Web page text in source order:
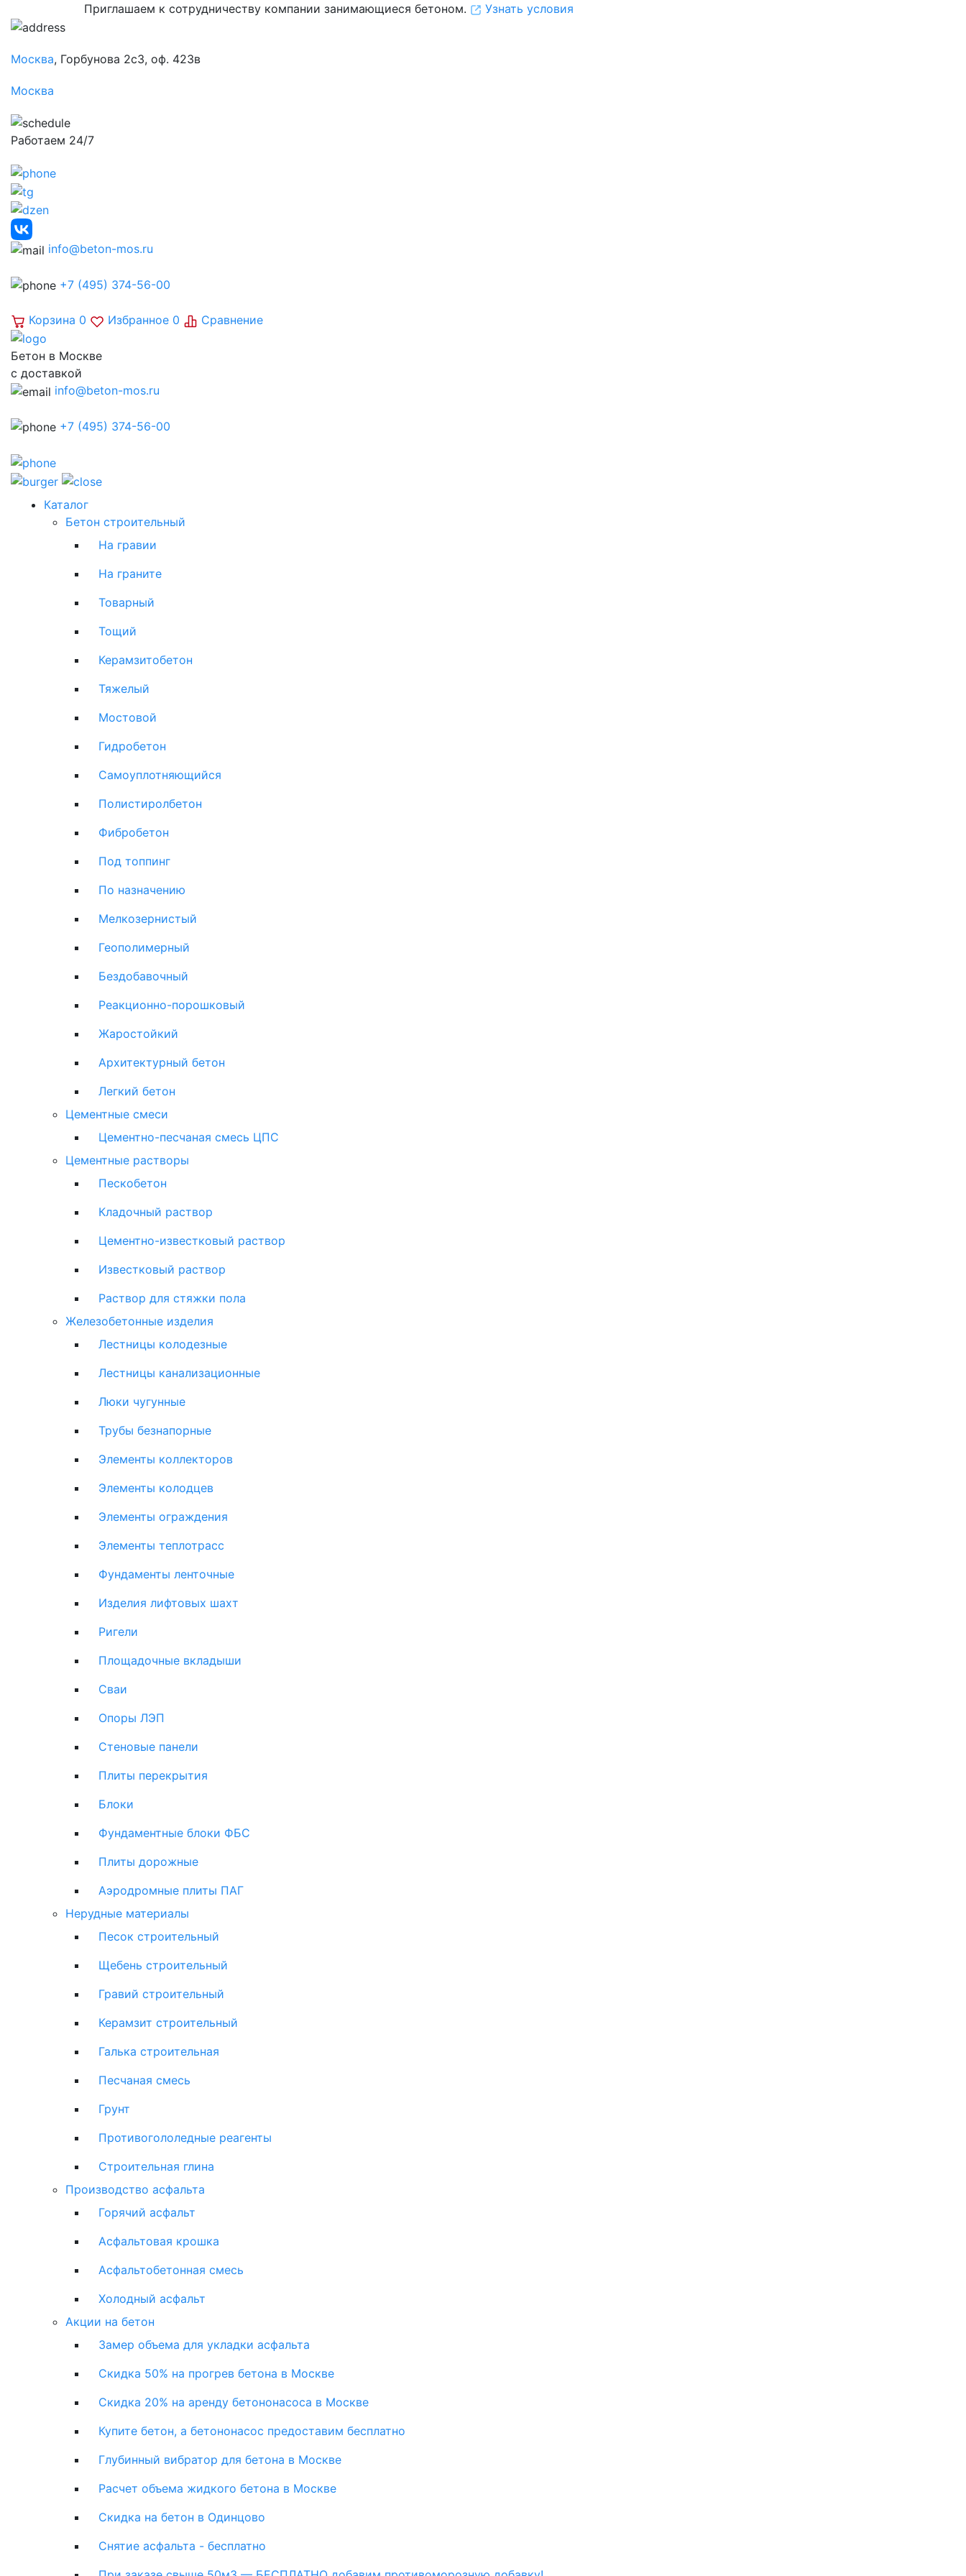
Приглашаем к сотрудничеству компании занимающиеся бетоном. Узнать условия
Москва, Горбунова 2с3, оф. 423в
Москва
Работаем 24/7
info@beton-mos.ru
+7 (495) 374-56-00
Корзина 0 Избранное 0 Сравнение
Бетон в Москве
с доставкой
info@beton-mos.ru
+7 (495) 374-56-00
Каталог
Бетон строительный
На гравии
На граните
Товарный
Тощий
Керамзитобетон
Тяжелый
Мостовой
Гидробетон
Самоуплотняющийся
Полистиролбетон
Фибробетон
Под топпинг
По назначению
Мелкозернистый
Геополимерный
Бездобавочный
Реакционно-порошковый
Жаростойкий
Архитектурный бетон
Легкий бетон
Цементные смеси
Цементно-песчаная смесь ЦПС
Цементные растворы
Пескобетон
Кладочный раствор
Цементно-известковый раствор
Известковый раствор
Раствор для стяжки пола
Железобетонные изделия
Лестницы колодезные
Лестницы канализационные
Люки чугунные
Трубы безнапорные
Элементы коллекторов
Элементы колодцев
Элементы ограждения
Элементы теплотрасс
Фундаменты ленточные
Изделия лифтовых шахт
Ригели
Площадочные вкладыши
Сваи
Опоры ЛЭП
Стеновые панели
Плиты перекрытия
Блоки
Фундаментные блоки ФБС
Плиты дорожные
Аэродромные плиты ПАГ
Нерудные материалы
Песок строительный
Щебень строительный
Гравий строительный
Керамзит строительный
Галька строительная
Песчаная смесь
Грунт
Противогололедные реагенты
Строительная глина
Производство асфальта
Горячий асфальт
Асфальтовая крошка
Асфальтобетонная смесь
Холодный асфальт
Акции на бетон
Замер объема для укладки асфальта
Скидка 50% на прогрев бетона в Москве
Скидка 20% на аренду бетононасоса в Москве
Купите бетон, а бетононасос предоставим бесплатно
Глубинный вибратор для бетона в Москве
Расчет объема жидкого бетона в Москве
Скидка на бетон в Одинцово
Снятие асфальта - бесплатно